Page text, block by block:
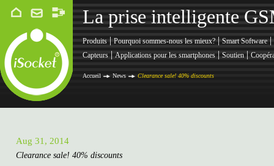
La prise intelligente
Produits | Pourquoi sommes-nous les mieux? | Smart Software |
Capteurs | Applications pour les smartphones | Soutien |
Accueil News Clearance sale! 40% discounts
Aug 31, 2014
Clearance sale! 40% discounts